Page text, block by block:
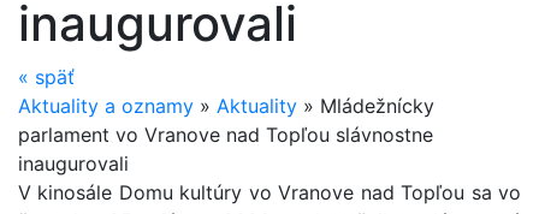
inaugurovali
« späť
Aktuality a oznamy » Aktuality » Mládežnícky
parlament vo Vranove nad Topľou slávnostne
inaugurovali
V kinosále Domu kultúry vo Vranove nad Topľou sa vo